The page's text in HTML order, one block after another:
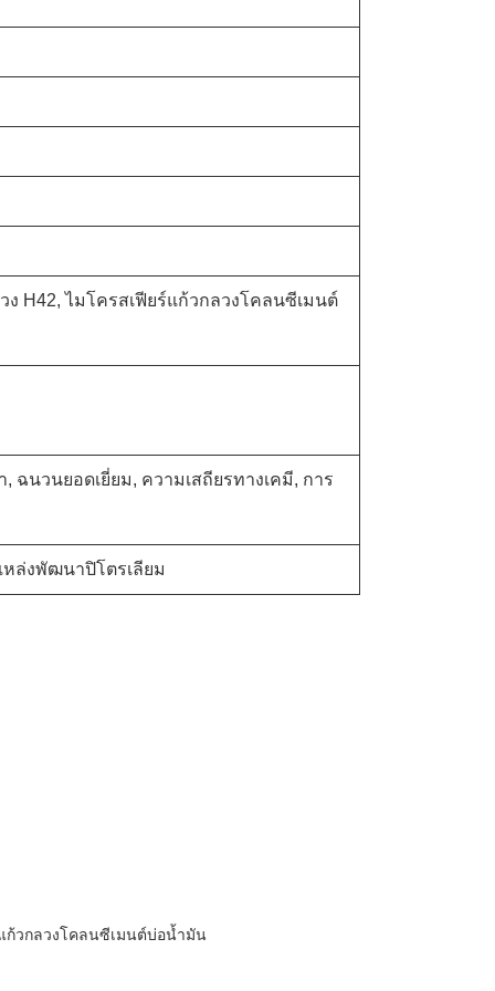
H42, ไมโครสเฟียร์แก้วกลวงโคลนซีเมนต์
ฉนวนยอดเยี่ยม, ความเสถียรทางเคมี, การ
ล่งพัฒนาปิโตรเลียม
ก้วกลวงโคลนซีเมนต์บ่อน้ำมัน